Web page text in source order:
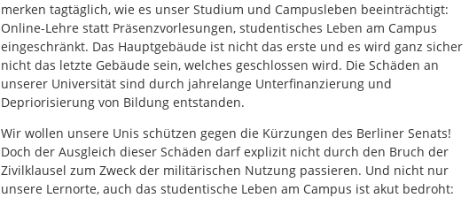
merken tagtäglich, wie es unser Studium und Campusleben beeinträchtigt:
Online-Lehre statt Präsenzvorlesungen, studentisches Leben am Campus
eingeschränkt. Das Hauptgebäude ist nicht das erste und es wird ganz sicher
nicht das letzte Gebäude sein, welches geschlossen wird. Die Schäden an
unserer Universität sind durch jahrelange Unterfinanzierung und
Depriorisierung von Bildung entstanden.
Wir wollen unsere Unis schützen gegen die Kürzungen des Berliner Senats!
Doch der Ausgleich dieser Schäden darf explizit nicht durch den Bruch der
Zivilklausel zum Zweck der militärischen Nutzung passieren. Und nicht nur
unsere Lernorte, auch das studentische Leben am Campus ist akut bedroht: